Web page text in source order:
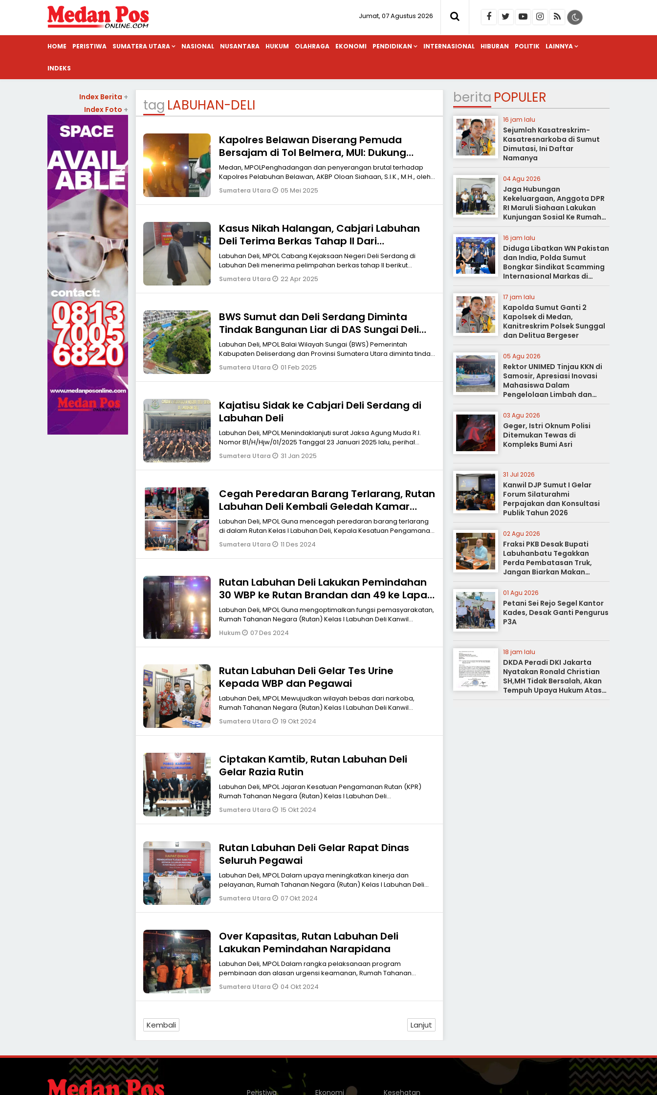
Jumat, 07 Agustus 2026
HOME PERISTIWA SUMATERA UTARA NASIONAL NUSANTARA HUKUM OLAHRAGA EKONOMI PENDIDIKAN INTERNASIONAL HIBURAN POLITIK LAINNYA
INDEKS
tag LABUHAN-DELI
Kapolres Belawan Diserang Pemuda
Bersajam di Tol Belmera, MUI: Dukung
Tindakan Oloan Siahaan
Medan, MPOLPenghadangan dan penyerangan brutal terhadap
Kapolres Pelabuhan Belawan, AKBP Oloan Siahaan, S.I.K., M.H., oleh
sekelompok pemud
Sumatera Utara 05 Mei 2025
Kasus Nikah Halangan, Cabjari Labuhan
Deli Terima Berkas Tahap II Dari
Polrestabes Medan
Labuhan Deli, MPOL Cabang Kejaksaan Negeri Deli Serdang di
Labuhan Deli menerima pelimpahan berkas tahap II berikut
tersangka dan barang b
Sumatera Utara 22 Apr 2025
BWS Sumut dan Deli Serdang Diminta
Tindak Bangunan Liar di DAS Sungai Deli
Labuhan Deli
Labuhan Deli, MPOL Balai Wilayah Sungai (BWS) Pemerintah
Kabupaten Deliserdang dan Provinsi Sumatera Utara diminta tindak
tegas dalam menge
Sumatera Utara 01 Feb 2025
Kajatisu Sidak ke Cabjari Deli Serdang di
Labuhan Deli
Labuhan Deli, MPOL Menindaklanjuti surat Jaksa Agung Muda R.I.
Nomor B1/H/Hjw/01/2025 Tanggal 23 Januari 2025 lalu, perihal
larangan meni
Sumatera Utara 31 Jan 2025
Cegah Peredaran Barang Terlarang, Rutan
Labuhan Deli Kembali Geledah Kamar
Hunian
Labuhan Deli, MPOL Guna mencegah peredaran barang terlarang
di dalam Rutan Kelas I Labuhan Deli, Kepala Kesatuan Pengamanan
Rutan Asrul Ha
Sumatera Utara 11 Des 2024
Rutan Labuhan Deli Lakukan Pemindahan
30 WBP ke Rutan Brandan dan 49 ke Lapas
Narkotika Pematang Siantar
Labuhan Deli, MPOL Guna mengoptimalkan fungsi pemasyarakatan,
Rumah Tahanan Negara (Rutan) Kelas I Labuhan Deli Kanwil
Kemenkumham Sumut k
Hukum 07 Des 2024
Rutan Labuhan Deli Gelar Tes Urine
Kepada WBP dan Pegawai
Labuhan Deli, MPOL Mewujudkan wilayah bebas dari narkoba,
Rumah Tahanan Negara (Rutan) Kelas I Labuhan Deli Kanwil
Kemenkumham Sumut melak
Sumatera Utara 19 Okt 2024
Ciptakan Kamtib, Rutan Labuhan Deli
Gelar Razia Rutin
Labuhan Deli, MPOL Jajaran Kesatuan Pengamanan Rutan (KPR)
Rumah Tahanan Negara (Rutan) Kelas I Labuhan Deli
melaksanakan razia penggeleda
Sumatera Utara 15 Okt 2024
Rutan Labuhan Deli Gelar Rapat Dinas
Seluruh Pegawai
Labuhan Deli, MPOL Dalam upaya meningkatkan kinerja dan
pelayanan, Rumah Tahanan Negara (Rutan) Kelas I Labuhan Deli
Kanwil Kemenkumham Su
Sumatera Utara 07 Okt 2024
Over Kapasitas, Rutan Labuhan Deli
Lakukan Pemindahan Narapidana
Labuhan Deli, MPOL Dalam rangka pelaksanaan program
pembinaan dan alasan urgensi keamanan, Rumah Tahanan
Negara (Rutan) Kelas I Labuhan De
Sumatera Utara 04 Okt 2024
Kembali Lanjut
Index Berita +
Index Foto +
berita POPULER
16 jam lalu
Sejumlah Kasatreskrim-
Kasatresnarkoba di Sumut
Dimutasi, Ini Daftar
Namanya
04 Agu 2026
Jaga Hubungan
Kekeluargaan, Anggota DPR
RI Maruli Siahaan Lakukan
Kunjungan Sosial Ke Rumah
Duka
16 jam lalu
Diduga Libatkan WN Pakistan
dan India, Polda Sumut
Bongkar Sindikat Scamming
Internasional Markas di
Apartemen Podomoro
17 jam lalu
Kapolda Sumut Ganti 2
Kapolsek di Medan,
Kanitreskrim Polsek Sunggal
dan Delitua Bergeser
05 Agu 2026
Rektor UNIMED Tinjau KKN di
Samosir, Apresiasi Inovasi
Mahasiswa Dalam
Pengelolaan Limbah dan
Pertanian Ramah Lingkungan
03 Agu 2026
Geger, Istri Oknum Polisi
Ditemukan Tewas di
Kompleks Bumi Asri
31 Jul 2026
Kanwil DJP Sumut I Gelar
Forum Silaturahmi
Perpajakan dan Konsultasi
Publik Tahun 2026
02 Agu 2026
Fraksi PKB Desak Bupati
Labuhanbatu Tegakkan
Perda Pembatasan Truk,
Jangan Biarkan Makan
Korban
01 Agu 2026
Petani Sei Rejo Segel Kantor
Kades, Desak Ganti Pengurus
P3A
18 jam lalu
DKDA Peradi DKI Jakarta
Nyatakan Ronald Christian
SH,MH Tidak Bersalah, Akan
Tempuh Upaya Hukum Atas
Pemberitaan Yang Tidak
Peristiwa Ekonomi Kesehatan